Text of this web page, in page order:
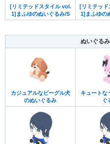
[リミテッドスタイル vol.
1]まふゆのぬいぐるみ/S
[リミテッ
1]まふゆの
ぬいぐる
カジュアルなビーグル犬
のぬいぐるみ
キュートな
ぐ